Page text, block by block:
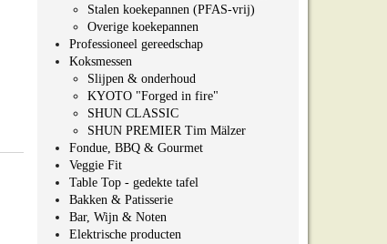
Stalen koekepannen (PFAS-vrij)
Overige koekepannen
Professioneel gereedschap
Koksmessen
Slijpen & onderhoud
KYOTO "Forged in fire"
SHUN CLASSIC
SHUN PREMIER Tim Mälzer
Fondue, BBQ & Gourmet
Veggie Fit
Table Top - gedekte tafel
Bakken & Patisserie
Bar, Wijn & Noten
Elektrische producten